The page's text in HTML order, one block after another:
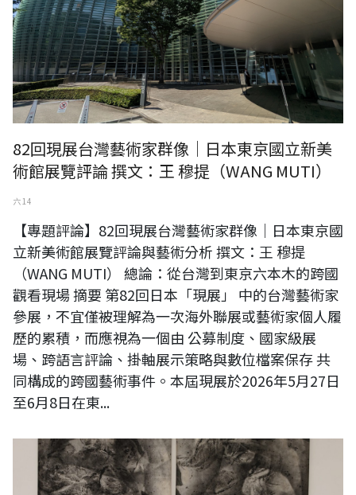
82回現展台灣藝術家群像｜日本東京國立新美
術館展覽評論 撰文：王 穆提（WANG MUTI）
六 14
【專題評論】82回現展台灣藝術家群像｜日本東京國
立新美術館展覽評論與藝術分析 撰文：王 穆提
（WANG MUTI） 總論：從台灣到東京六本木的跨國
觀看現場 摘要 第82回日本「現展」 中的台灣藝術家
參展，不宜僅被理解為一次海外聯展或藝術家個人履
歷的累積，而應視為一個由 公募制度、國家級展
場、跨語言評論、掛軸展示策略與數位檔案保存 共
同構成的跨國藝術事件。本屆現展於2026年5月27日
至6月8日在東...